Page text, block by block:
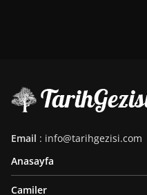
Email : info@tarihgezisi.com
Anasayfa
Camiler